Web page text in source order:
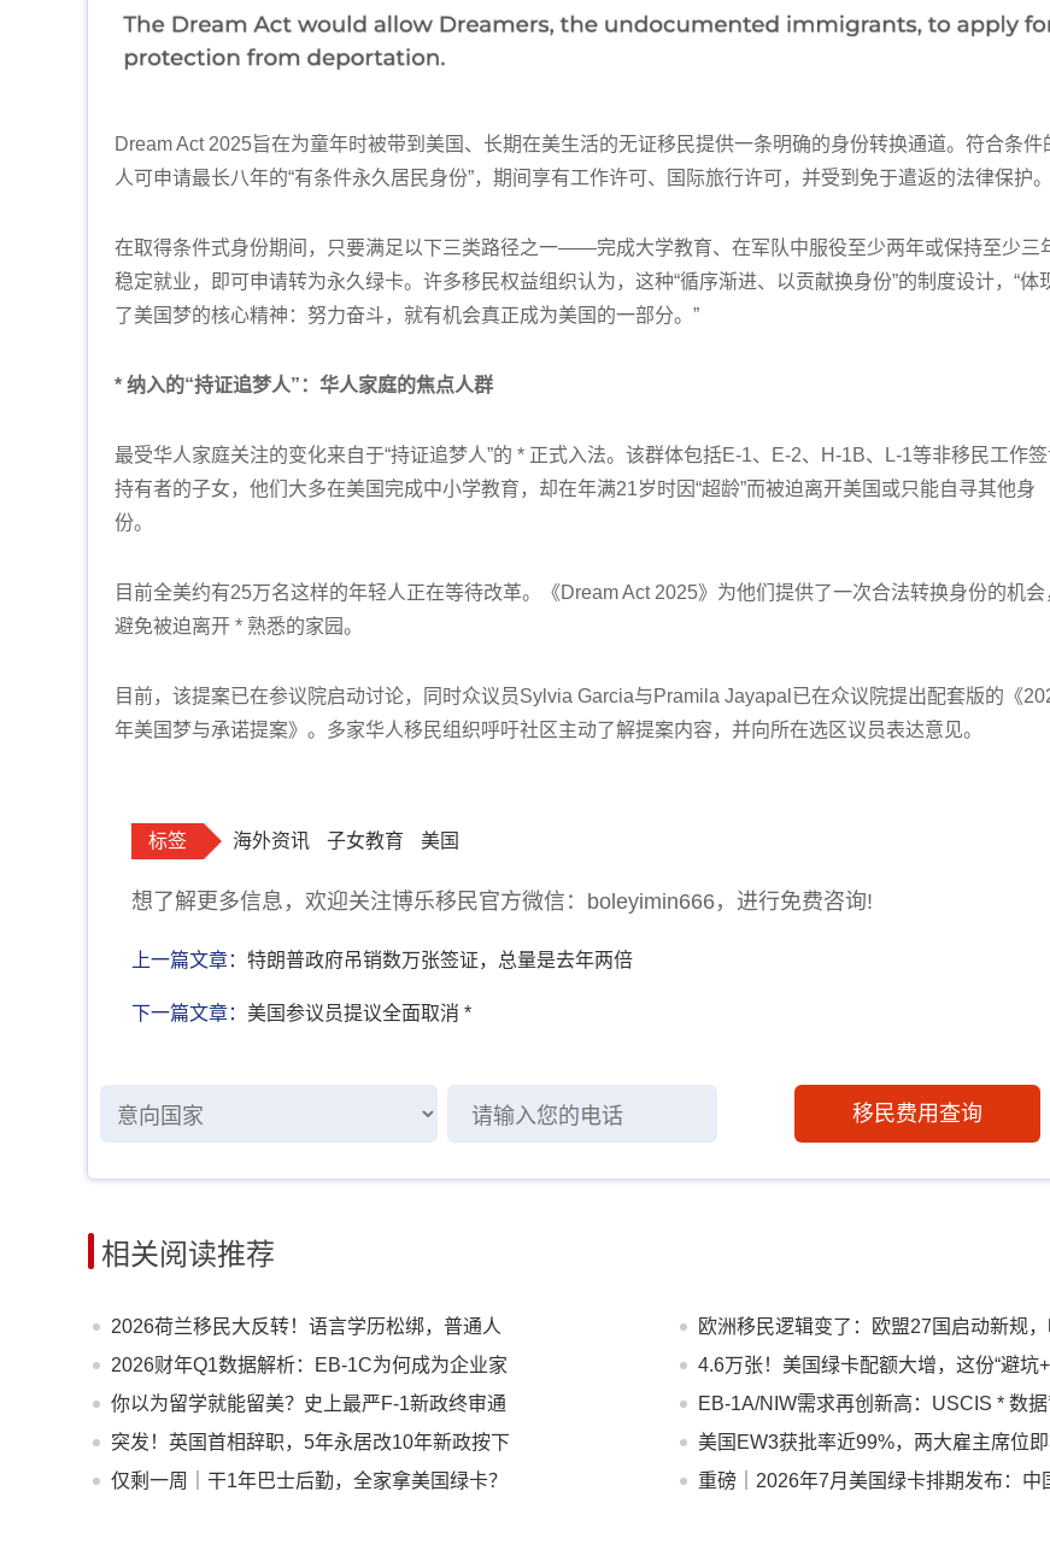
Dream Act 2025旨在为童年时被带到美国、长期在美生活的无证移民提供一条明确的身份转换通道。符合条件
人可申请最长八年的“有条件永久居民身份”，期间享有工作许可、国际旅行许可，并受到免于遣返的法律保护。
在取得条件式身份期间，只要满足以下三类路径之一——完成大学教育、在军队中服役至少两年或保持至少三
稳定就业，即可申请转为永久绿卡。许多移民权益组织认为，这种“循序渐进、以贡献换身份”的制度设计，“体
了美国梦的核心精神：努力奋斗，就有机会真正成为美国的一部分。”
* 纳入的“持证追梦人”：华人家庭的焦点人群
最受华人家庭关注的变化来自于“持证追梦人”的 * 正式入法。该群体包括E-1、E-2、H-1B、L-1等非移民工作签
持有者的子女，他们大多在美国完成中小学教育，却在年满21岁时因“超龄”而被迫离开美国或只能自寻其他身
份。
目前全美约有25万名这样的年轻人正在等待改革。《Dream Act 2025》为他们提供了一次合法转换身份的机会
避免被迫离开 * 熟悉的家园。
目前，该提案已在参议院启动讨论，同时众议员Sylvia Garcia与Pramila Jayapal已在众议院提出配套版的《
年美国梦与承诺提案》。多家华人移民组织呼吁社区主动了解提案内容，并向所在选区议员表达意见。
标签 海外资讯 子女教育 美国
想了解更多信息，欢迎关注博乐移民官方微信：boleyimin666，进行免费咨询!
上一篇文章： 特朗普政府吊销数万张签证，总量是去年两倍
下一篇文章： 美国参议员提议全面取消 *
移民费用查询
相关阅读推荐
2026荷兰移民大反转！语言学历松绑，普通人
窗口期已至
2026财年Q1数据解析：EB-1C为何成为企业家
与高管的绿卡 * ？
你以为留学就能留美？史上最严F-1新政终审通
过！D/S正式终结
突发！英国首相辞职，5年永居改10年新政按下
暂停键——黄金窗口期已开启
仅剩一周｜干1年巴士后勤，全家拿美国绿卡？
欧洲移民逻辑变了：欧盟27国启动新规
人受影响？
4.6万张！美国绿卡配额大增，这份“避坑
指南请收好
EB-1A/NIW需求再创新高：USCIS * 数据
后，为何越来越多人选择提前规划？
美国EW3获批率近99%，两大雇主席位
急！
重磅｜2026年7月美国绿卡排期发布：中